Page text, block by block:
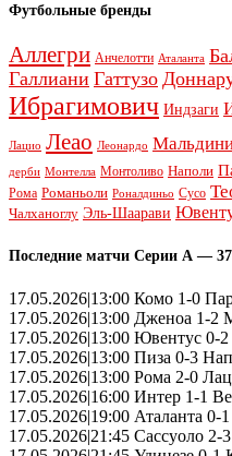
Футбольные бренды
Аллегри Анчелотти Аталанта
Галлиани Гаттузо
Ибрагимович Индзаги
Лацио Леао Леонардо
дерби Монтелла Монтоливо Наполи
Рома Романьоли Роналдиньо Сусо
Чалханоглу Эль-Шаарави
Последние матчи Серии А —
17.05.2026|13:00 Комо 1-0
17.05.2026|13:00 Дженоа 1-2
17.05.2026|13:00 Ювентус 0-
17.05.2026|13:00 Пиза 0-3
17.05.2026|13:00 Рома 2-0
17.05.2026|16:00 Интер 1-1
17.05.2026|19:00 Аталанта 0-
17.05.2026|21:45 Сассуоло 2-